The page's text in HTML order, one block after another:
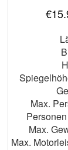
€
Max.
Max.
Max.